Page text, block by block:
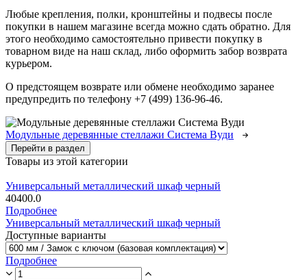
Любые крепления, полки, кронштейны и подвесы после
покупки в нашем магазине всегда можно сдать обратно. Для
этого необходимо самостоятельно привести покупку в
товарном виде на наш склад, либо оформить забор возврата
курьером.
О предстоящем возврате или обмене необходимо заранее
предупредить по телефону +7 (499) 136-96-46.
Модульные деревянные стеллажи Система Вуди
Перейти в раздел
Товары из этой категории
Универсальный металлический шкаф черный
40400.0
Подробнее
Универсальный металлический шкаф черный
Доступные варианты
Подробнее